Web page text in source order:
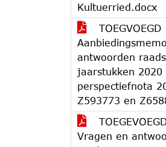
Kultuerried.docx
TOEGVOEGD
Aanbiedingsmemo
antwoorden
jaarstukken 2020
perspectiefnota
Z593773 en
Vragen en